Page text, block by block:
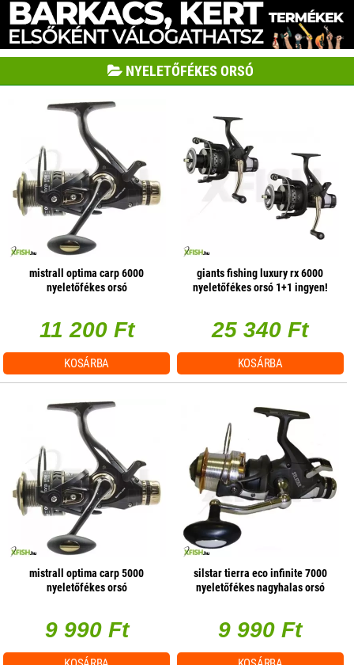
NYELETŐFÉKES ORSÓ
mistrall optima carp 6000
nyeletőfékes orsó
11 200 Ft
KOSÁRBA
giants fishing luxury rx 6000
nyeletőfékes orsó 1+1 ingyen!
25 340 Ft
KOSÁRBA
mistrall optima carp 5000
nyeletőfékes orsó
9 990 Ft
silstar tierra eco infinite 7000
nyeletőfékes nagyhalas orsó
9 990 Ft